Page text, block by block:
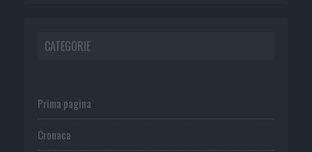
CATEGORIE
Prima pagina
Cronaca